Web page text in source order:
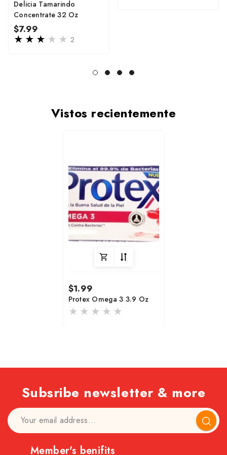
price
Delicia Tamarindo
Concentrate 32 Oz
Regular
price
$7.99
2
Vistos recientemente
Regular
price
$1.99
Protex Omega 3 3.9 Oz
Subsribe newsletter & more
Member's benifits